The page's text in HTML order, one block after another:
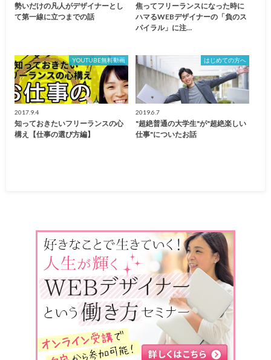
勢いだけの凡人がデザイナーとし
て第一線に立つまでの話
焦ってフリーランスになった時に
ハマるWEBデザイナーの「負のス
パイラル」に注…
YOUTUBE無料動画
2017.9.4
知っておきたいフリーランスの心
構え【仕事の選び方編】
はじめての方へ
2019.6.7
"超絶普通の大学生"が"超絶楽しい
仕事"についたお話